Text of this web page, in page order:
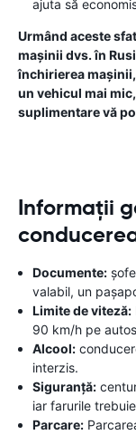
ajuta să
Urmând aceste
mașinii dvs. în
închirierea
un vehicul mai
suplimentare vă
Informații
Documente:
valabil, un
Limite de viteză:
90 km/h pe
Alcool:
interzis.
Siguranță:
iar farurile
Parcare: